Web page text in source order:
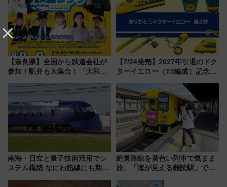
【奈良県】全国から鉄道会社が
参加！駅弁も大集合！「大和鉄
に開催決定
【7/24発売】2027年引退のドク
ターイエロー（T5編成）記念グ
送の目覚まし時計など通販・販
売店舗まとめ
南海・日立と量子技術活用でシ
ステム構築 なにわ筋線にも期待
絶景路線を黄色い列車で気まま
旅、「海が見える難読駅」で幸